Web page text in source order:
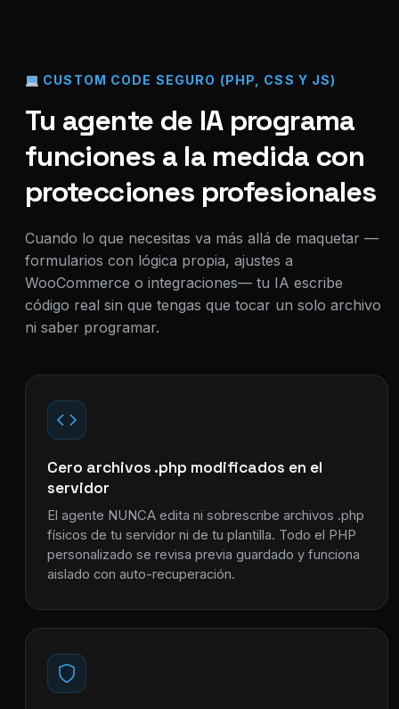
CUSTOM CODE SEGURO (PHP, CSS Y JS)
Tu agente de IA programa
funciones a la medida con
protecciones profesionales
Cuando lo que necesitas va más allá de maquetar —
formularios con lógica propia, ajustes a
WooCommerce o integraciones— tu IA escribe
código real sin que tengas que tocar un solo archivo
ni saber programar.
Cero archivos .php modificados en el
servidor
El agente NUNCA edita ni sobrescribe archivos .php
físicos de tu servidor ni de tu plantilla. Todo el PHP
personalizado se revisa previa guardado y funciona
aislado con auto-recuperación.